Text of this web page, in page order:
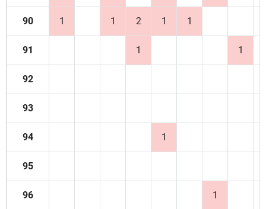
90 1 1 2 1 1
91 1 1
92
93
94 1
95
96 1